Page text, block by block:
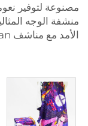
مصنوعة لتوفير
منشفة الوجه
الأمد مع مناشف BusyMan.